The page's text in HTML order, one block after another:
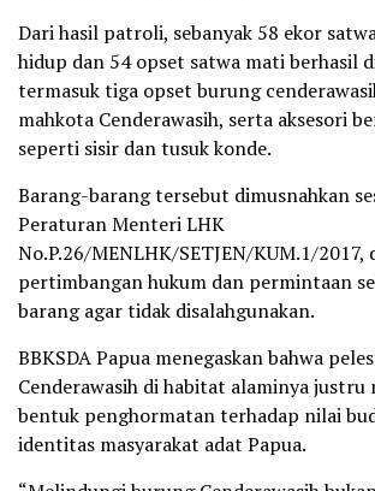
Dari hasil patroli, sebanyak 58 ekor
hidup dan 54 opset satwa mati berhasil
termasuk tiga opset burung
mahkota Cenderawasih, serta aksesori
seperti sisir dan tusuk konde.
Barang-barang tersebut dimusnahkan
Peraturan Menteri LHK
No.P.26/MENLHK/SETJEN/KUM.1/2017,
pertimbangan hukum dan permintaan
barang agar tidak disalahgunakan.
BBKSDA Papua menegaskan bahwa
Cenderawasih di habitat alaminya justru
bentuk penghormatan terhadap nilai
identitas masyarakat adat Papua.